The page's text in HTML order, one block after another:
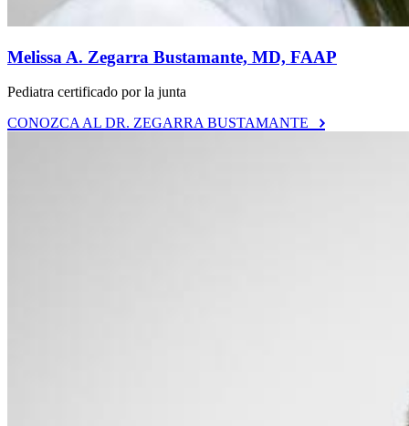
Melissa A. Zegarra Bustamante, MD, FAAP
Pediatra certificado por la junta
CONOZCA AL DR. ZEGARRA BUSTAMANTE